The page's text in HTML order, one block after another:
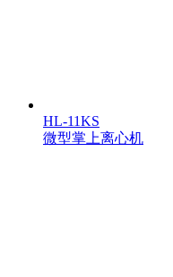
HL-11KS
微型掌上离心机